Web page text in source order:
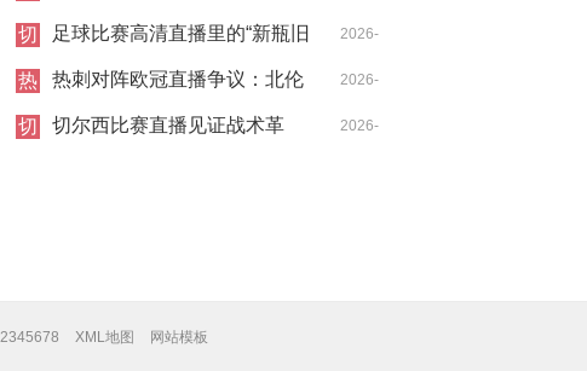
比
西
敦
比
的“散步”是战术毒药还是天才
特权？
04-14
切
西
点
足球比赛高清直播里的“新瓶旧
酒”：当哈兰德遇见希勒，暴力
美学的数字革命
2026-
04-14
热
对
热刺对阵欧冠直播争议：北伦
敦德比之外的欧战暗战
2026-
04-30
切
切尔西比赛直播见证战术革 2026-
XML地图 网站模板